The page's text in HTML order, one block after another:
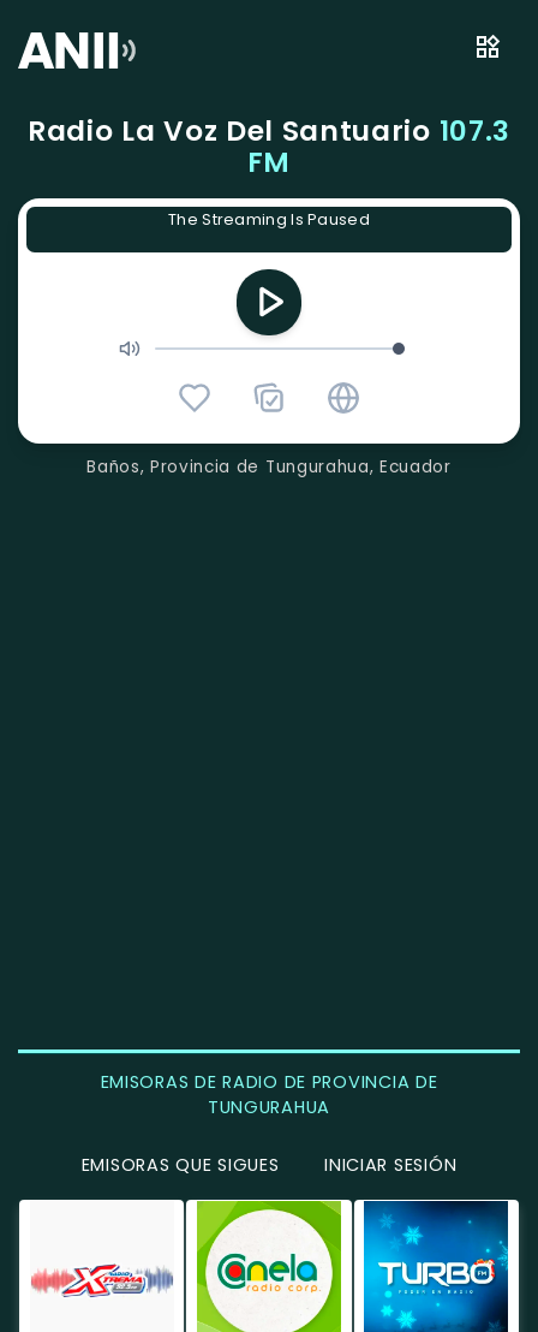
Radio La Voz Del Santuario 107.3
FM
The Streaming Is Paused
Baños, Provincia de Tungurahua, Ecuador
EMISORAS DE RADIO DE PROVINCIA DE
TUNGURAHUA
EMISORAS QUE SIGUES INICIAR SESIÓN